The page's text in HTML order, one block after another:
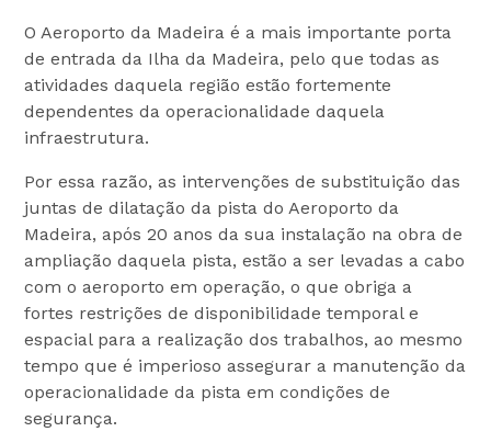
O Aeroporto da Madeira é a mais importante porta
de entrada da Ilha da Madeira, pelo que todas as
atividades daquela região estão fortemente
dependentes da operacionalidade daquela
infraestrutura.
Por essa razão, as intervenções de substituição das
juntas de dilatação da pista do Aeroporto da
Madeira, após 20 anos da sua instalação na obra de
ampliação daquela pista, estão a ser levadas a cabo
com o aeroporto em operação, o que obriga a
fortes restrições de disponibilidade temporal e
espacial para a realização dos trabalhos, ao mesmo
tempo que é imperioso assegurar a manutenção da
operacionalidade da pista em condições de
segurança.